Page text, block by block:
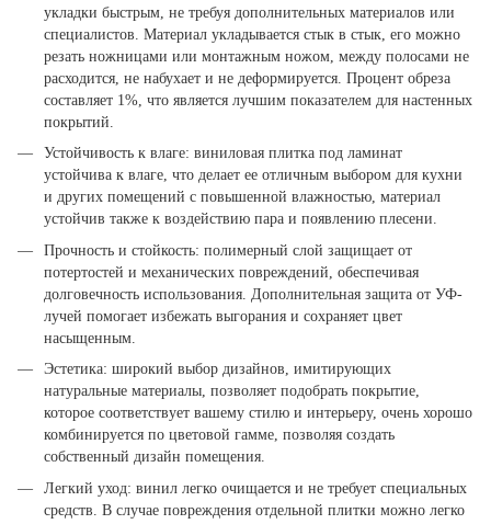
укладки быстрым, не требуя дополнительных материалов или
специалистов. Материал укладывается стык в стык, его можно
резать ножницами или монтажным ножом, между полосами не
расходится, не набухает и не деформируется. Процент обреза
составляет 1%, что является лучшим показателем для настенных
покрытий.
Устойчивость к влаге: виниловая плитка под ламинат
устойчива к влаге, что делает ее отличным выбором для кухни
и других помещений с повышенной влажностью, материал
устойчив также к воздействию пара и появлению плесени.
Прочность и стойкость: полимерный слой защищает от
потертостей и механических повреждений, обеспечивая
долговечность использования. Дополнительная защита от УФ-
лучей помогает избежать выгорания и сохраняет цвет
насыщенным.
Эстетика: широкий выбор дизайнов, имитирующих
натуральные материалы, позволяет подобрать покрытие,
которое соответствует вашему стилю и интерьеру, очень хорошо
комбинируется по цветовой гамме, позволяя создать
собственный дизайн помещения.
Легкий уход: винил легко очищается и не требует специальных
средств. В случае повреждения отдельной плитки можно легко